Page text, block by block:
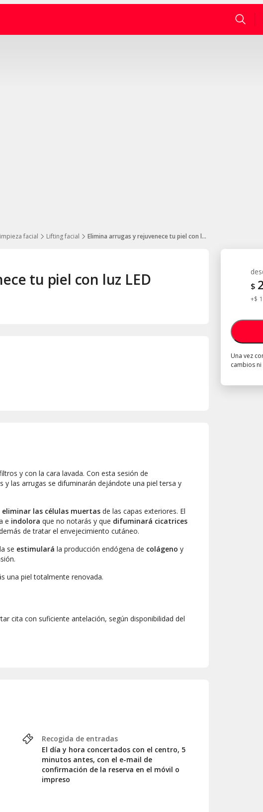
facial Lifting facial Elimina arrugas y rejuvenece tu piel con luz LED
$
+$
Una vez
cambios
tu piel con luz LED
y con la cara lavada. Con esta sesión de
y las arrugas se difuminarán dejándote una piel tersa y
eliminar las células muertas de las capas exteriores. El
e indolora que no notarás y que difuminará cicatrices
de tratar el envejecimiento cutáneo.
se estimulará la producción endógena de colágeno y
una piel totalmente renovada.
cita con suficiente antelación, según disponibilidad del
Recogida de entradas
El día y hora concertados con el centro, 5
minutos antes, con el e-mail de
confirmación de la reserva en el móvil o
impreso